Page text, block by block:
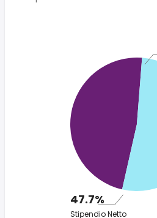
47.7%
Stipendio Netto